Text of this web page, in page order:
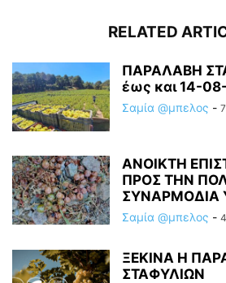
RELATED
ΠΑΡΑΛΑΒΗ
έως και 14-
Σαμία @μπελος -
ΑΝΟΙΚΤΗ
ΠΡΟΣ ΤΗΝ
ΣΥΝΑΡΜΟΔΙΑ
Σαμία @μπελος -
ΞΕΚΙΝΑ Η
ΣΤΑΦΥΛΙΩΝ